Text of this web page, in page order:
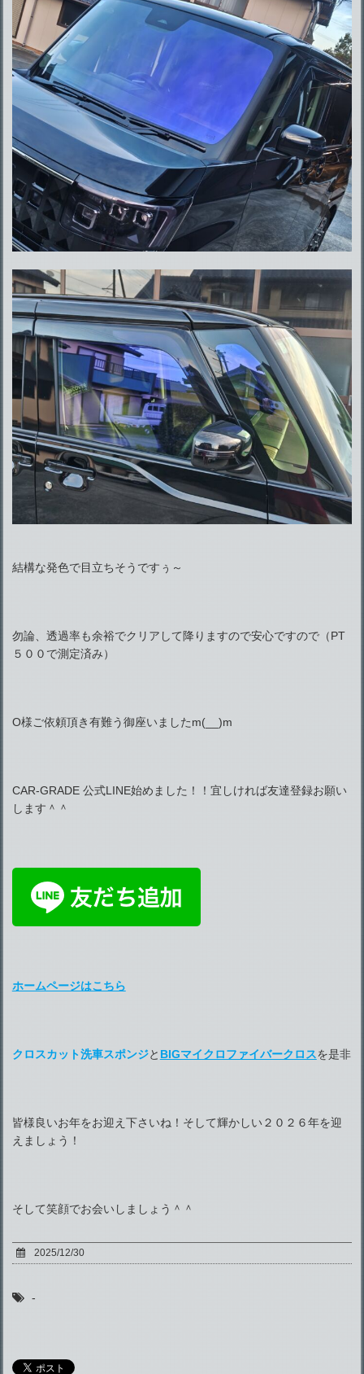
結構な発色で目立ちそうですぅ～
勿論、透過率も余裕でクリアして降りますので安心ですので（PT
５００で測定済み）
O様ご依頼頂き有難う御座いましたm(__)m
CAR-GRADE 公式LINE始めました！！宜しければ友達登録お願い
します＾＾
ホームページはこちら
クロスカット洗車スポンジと BIGマイクロファイバークロスを是非
皆様良いお年をお迎え下さいね！そして輝かしい２０２６年を迎
えましょう！
そして笑顔でお会いしましょう＾＾
2025/12/30
-